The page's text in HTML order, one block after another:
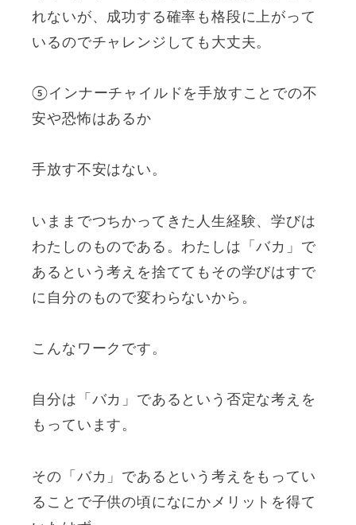
れないが、成功する確率も格段に上がって
いるのでチャレンジしても大丈夫。
⑤インナーチャイルドを手放すことでの不
安や恐怖はあるか
手放す不安はない。
いままでつちかってきた人生経験、学びは
わたしのものである。わたしは「バカ」で
あるという考えを捨ててもその学びはすで
に自分のもので変わらないから。
こんなワークです。
自分は「バカ」であるという否定な考えを
もっています。
その「バカ」であるという考えをもってい
ることで子供の頃になにかメリットを得て